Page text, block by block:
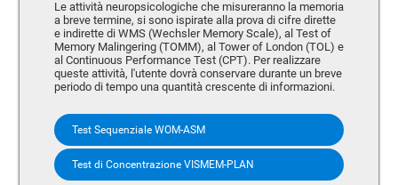
Le attività neuropsicologiche che misureranno la memoria
a breve termine, si sono ispirate alla prova di cifre dirette
e indirette di WMS (Wechsler Memory Scale), al Test of
Memory Malingering (TOMM), al Tower of London (TOL) e
al Continuous Performance Test (CPT). Per realizzare
queste attività, l'utente dovrà conservare durante un breve
periodo di tempo una quantità crescente di informazioni.
Test Sequenziale WOM-ASM
Test di Concentrazione VISMEM-PLAN